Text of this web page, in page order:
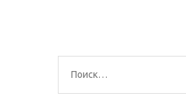
Найти: